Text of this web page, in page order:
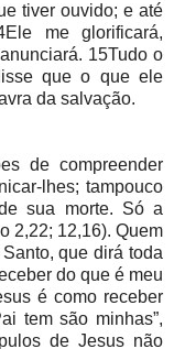
tiver ouvido; e até
me glorificará,
15Tudo o
que o que ele
da salvação.
de compreender
lhes; tampouco
sua morte. Só a
2,22; 12,16). Quem
que dirá toda
do que é meu
é como receber
tem são minhas”,
de Jesus não